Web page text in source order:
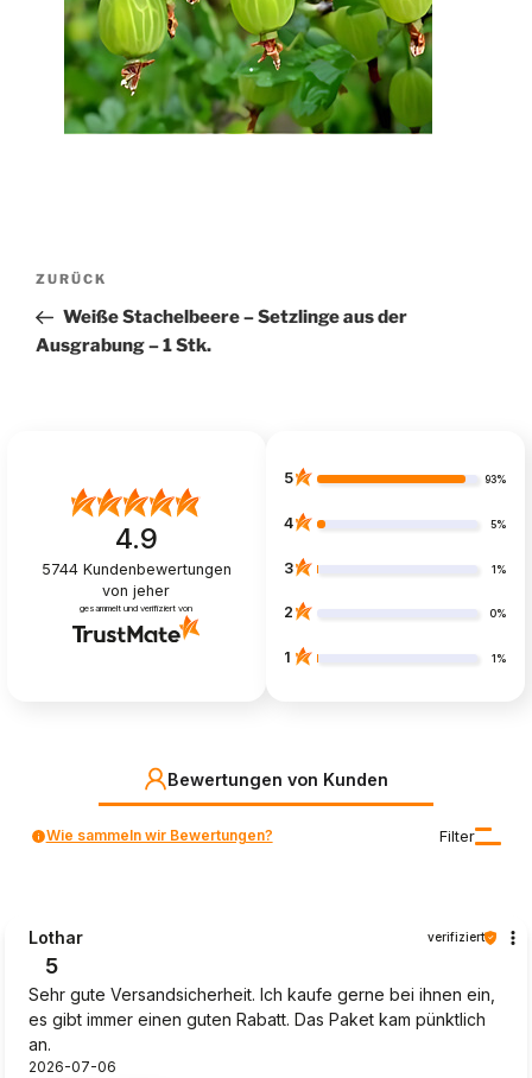
Beitragsnavigation
Vorheriger
Beitrag
ZURÜCK
Weiße Stachelbeere – Setzlinge aus der
Ausgrabung – 1 Stk.
4.9
5744Kundenbewertungen
von jeher
gesammelt und verifiziert von
5 93%
4 5%
3 1%
2 0%
1 1%
Bewertungen von Kunden
Filter
Wie sammeln wir Bewertungen?
Lothar verifiziert
5
Sehr gute Versandsicherheit. Ich kaufe gerne bei ihnen ein,
es gibt immer einen guten Rabatt. Das Paket kam pünktlich
an.
2026-07-06